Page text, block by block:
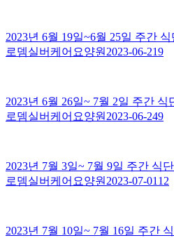
2023년 6월 19일~6월 25일 주간 식
로뎀실버케어요양원 2023-06-219
2023년 6월 26일~ 7월 2일 주간 식
로뎀실버케어요양원 2023-06-249
2023년 7월 3일~ 7월 9일 주간 식
로뎀실버케어요양원 2023-07-01 12
2023년 7월 10일~ 7월 16일 주간